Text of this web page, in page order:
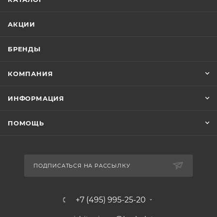
АКЦИИ
БРЕНДЫ
КОМПАНИЯ
ИНФОРМАЦИЯ
ПОМОЩЬ
ПОДПИСАТЬСЯ НА РАССЫЛКУ
+7 (495) 995-25-20​